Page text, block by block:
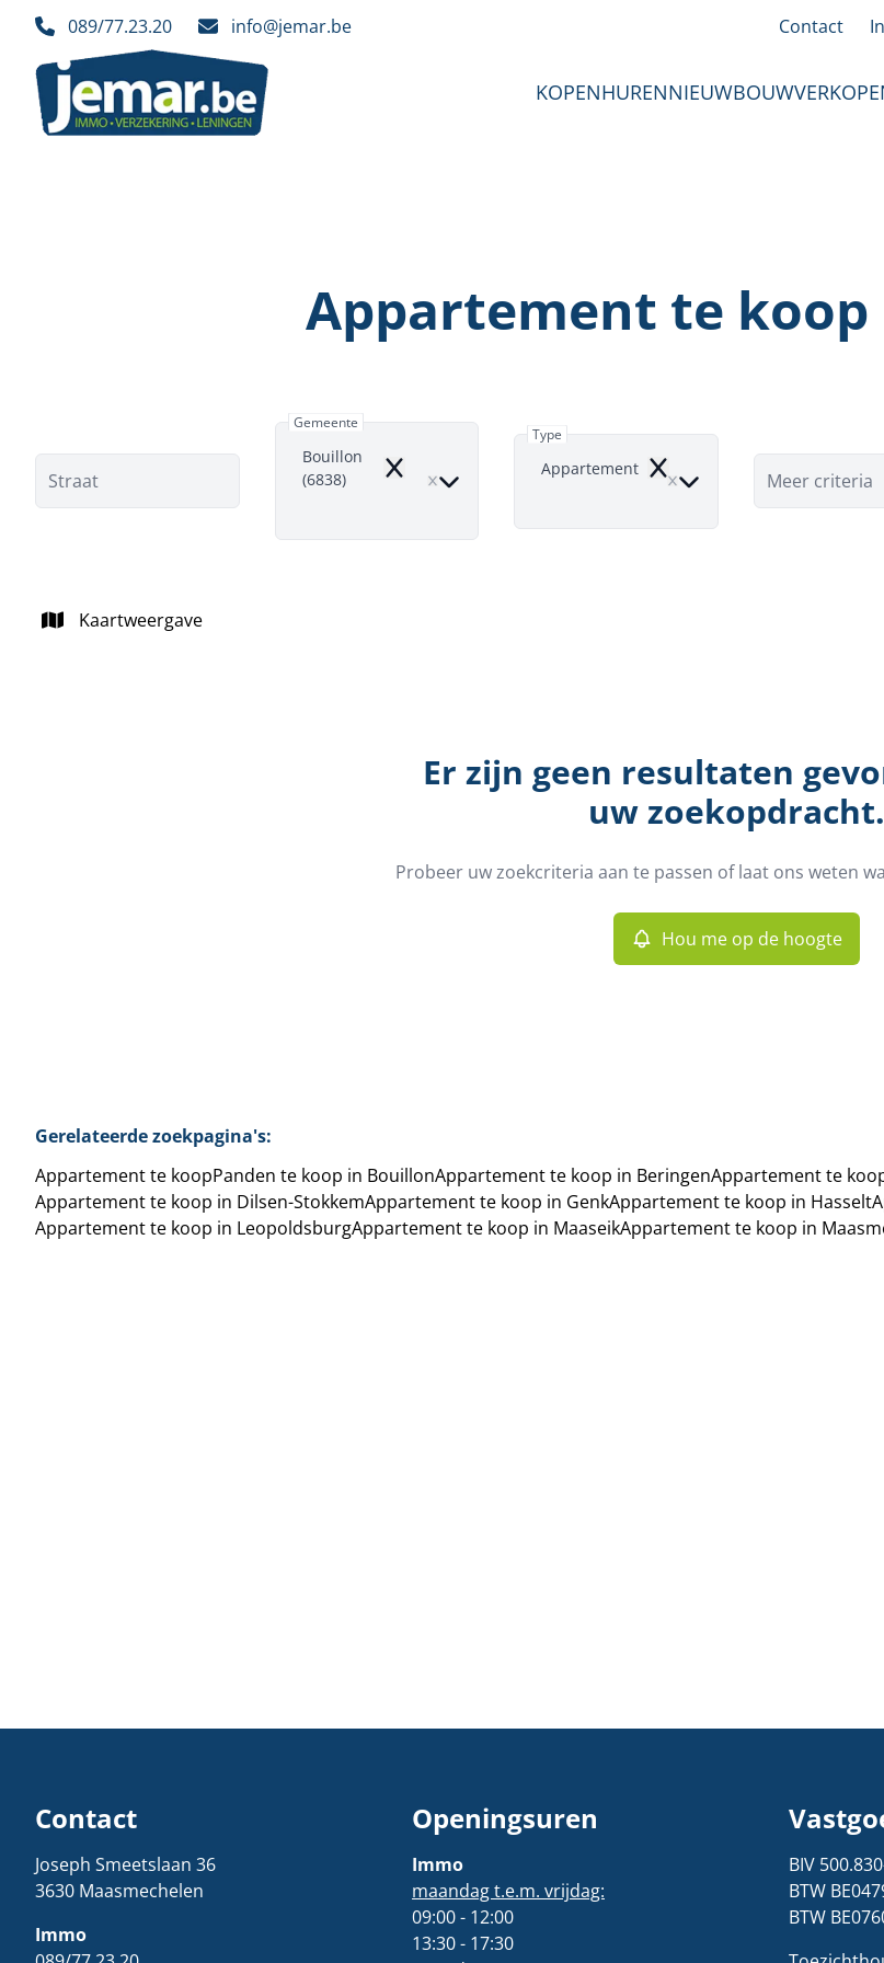
Ga naar hoofdinhoud
089/77.23.20 info@jemar.be Contact
KOPENHURENNIEUWBOUW
Appartement te
Straat
Gemeente
Bouillon
(6838)
Remove
Type
Appartement Remove Meer criteria
Kaartweergave
Er zijn geen resultaten
uw zoekopdracht.
Probeer uw zoekcriteria aan te passen of laat ons weten
Hou me op de hoogte
Gerelateerde zoekpagina's:
Appartement te koopPanden te koop in BouillonAppartement te koop in BeringenAppartement te
Appartement te koop in Dilsen-StokkemAppartement te koop in GenkAppartement te koop in Hasselt
Appartement te koop in LeopoldsburgAppartement te koop in MaaseikAppartement te koop in
Contact
Joseph Smeetslaan 36
3630 Maasmechelen
Immo
Openingsuren
Immo
maandag t.e.m. vrijdag:
09:00 - 12:00
13:30 - 17:30
BIV
BTW
BTW